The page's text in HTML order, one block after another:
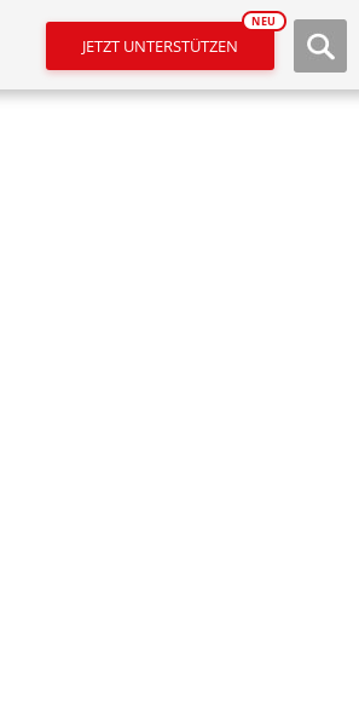
JETZT UNTERSTÜTZEN
NEU